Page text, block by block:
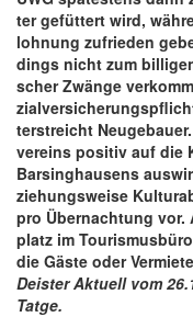
ter ge­füt­tert wird,
loh­nung zu­frie­den
dings nicht zum
scher Zwänge
ter­streicht
ver­eins po­si­tiv auf die
Bar­sin­g­hau­sens
zie­hungs­weise
pro Ü­ber­nach­tung
platz im
die Gäste oder
Deister Aktuell vom
Tatge.